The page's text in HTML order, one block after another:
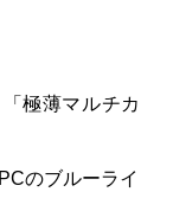
極薄マルチカ
のブルーライ